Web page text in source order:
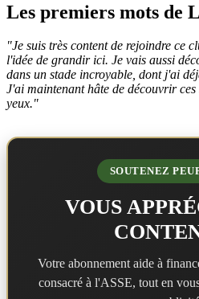
Les premiers mots de
"Je suis très content de rejoindre ce
l'idée de grandir ici. Je vais aussi
dans un stade incroyable, dont j'ai
J'ai maintenant hâte de découvrir
yeux."
SOUTENEZ
VOUS
Votre abonnement aide à
consacré à l'ASSE, tout en